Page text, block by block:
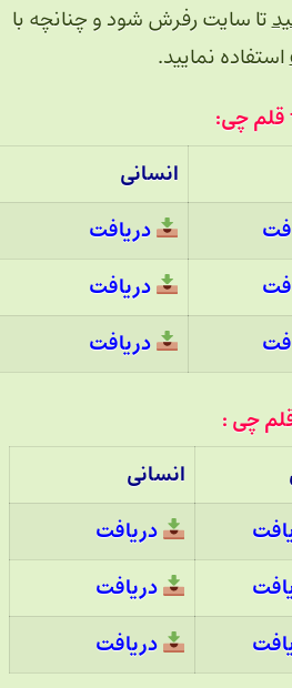
تا سایت رفرش شود و چنانچه با
استفاده نمایید.
انسانی
دریافت
دریافت
دریافت
انسانی
دریافت
دریافت
دریافت